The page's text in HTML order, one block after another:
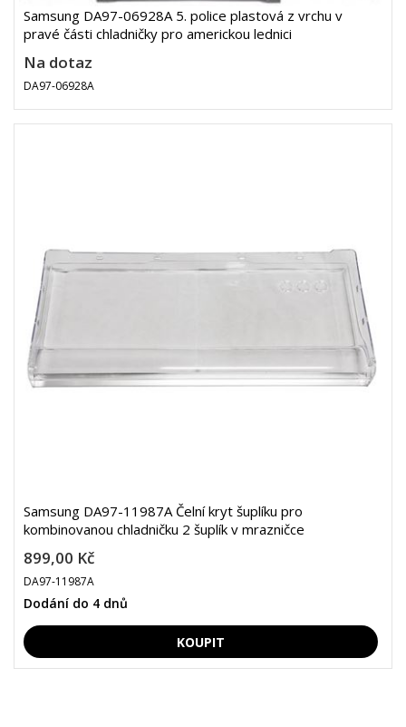
Samsung DA97-06928A 5. police plastová z vrchu v
pravé části chladničky pro americkou lednici
Na dotaz
DA97-06928A
Samsung DA97-11987A Čelní kryt šuplíku pro
kombinovanou chladničku 2 šuplík v mrazničce
899,00 Kč
DA97-11987A
Dodání do 4 dnů